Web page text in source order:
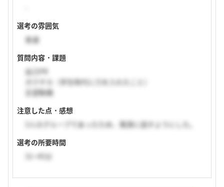
選考の雰囲気
普通
質問内容・課題
自己PR
ガクチカ（学生時代に力を入れたこと）
志望動機
注意した点・感想
3人のグループであったため、簡潔に話すようにした。
選考の所要時間
31~45分